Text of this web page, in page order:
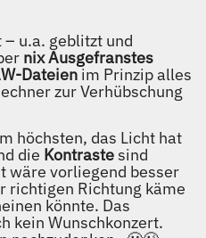
u.a. geblitzt und
nix Ausgefranstes
Dateien im Prinzip alles
zur Verhübschung
höchsten, das Licht hat
die Kontrastesind
wäre vorliegend besser
richtigen Richtung käme
könnte. Das
kein Wunschkonzert.